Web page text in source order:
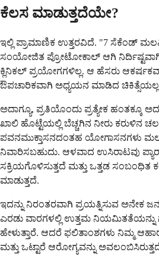
ಕೆಲಸ ಮಾಡುತ್ತದೆಯೇ?
ಇಲ್ಲಿ ಪ್ರಾಮಾಣಿಕ ಉತ್ತರವಿದೆ. "7 ಸೆಕೆಂಡ್
ಸಂಯೋಜಿತ ಪ್ರೋಟೋಕಾಲ್ ಆಗಿ ನಿರ್ದಿಷ್ಟವಾಗಿ
ಕ್ಲಿನಿಕಲ್ ಪ್ರಯೋಗಗಳಿಲ್ಲ. ಆ ಹೆಸರು
ಔಪಚಾರಿಕವಾಗಿ ಅಧ್ಯಯನ ಮಾಡಿದ
ಅದಾಗ್ಯೂ, ಪ್ರತಿಯೊಂದು ಪ್ರತ್ಯೇಕ ಹಂತಕ್ಕೂ
ಖಾಲಿ ಹೊಟ್ಟೆಯಲ್ಲಿ ಬೆಚ್ಚಗಿನ ನೀರು ಕರುಳಿನ
ಪವನಮುಕ್ತಾಸನದಂತಹ ಯೋಗಾಸನಗಳು
ನಿವಾರಿಸಬಹುದು. ಆಳವಾದ ಉಸಿರಾಟವು
ಸಕ್ರಿಯಗೊಳಿಸುತ್ತದೆ ಮತ್ತು ಒತ್ತಡ ಸಂಬಂಧಿತ
ಮಾಡುತ್ತದೆ.
ಇದನ್ನು ನಿರಂತರವಾಗಿ ಪ್ರಯತ್ನಿಸುವ ಅನೇಕ
ಎರಡು ವಾರಗಳಲ್ಲಿ ಉತ್ತಮ ನಿಯಮಿತತೆಯನ್ನು
ಹೇಳುತ್ತಾರೆ. ಆದರೆ ಫಲಿತಾಂಶಗಳು ನಿಮ್ಮ
ಮತ್ತು ಒಟ್ಟಾರೆ ಆರೋಗ್ಯವನ್ನು